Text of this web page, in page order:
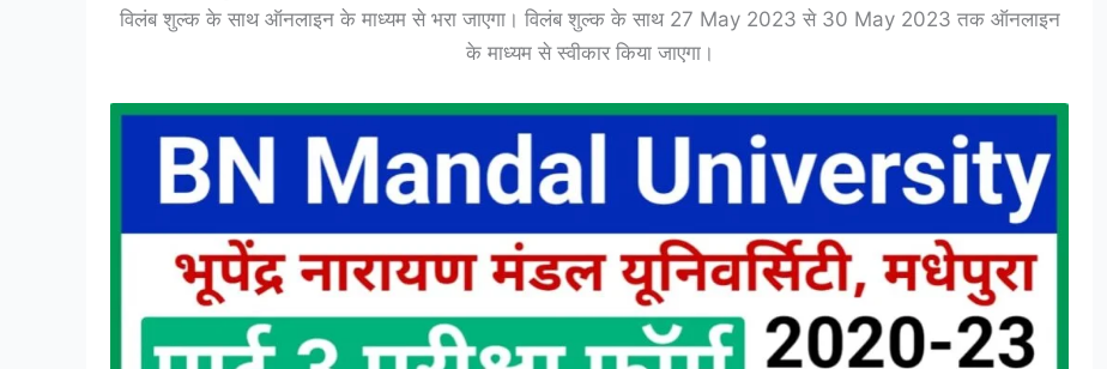
विलंब शुल्क के साथ ऑनलाइन के माध्यम से भरा जाएगा। विलंब शुल्क के साथ 27 May 2023 से 30 May 2023 तक ऑनलाइन
के माध्यम से स्वीकार किया जाएगा।